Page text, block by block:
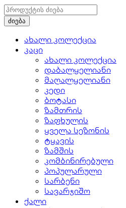
ახალი კოლექცია
კაცი
ახალი კოლექცია
დაბალყელიანი
მაღალყელიანი
კედი
ბოტასი
ზამთრის
ზაფხულის
ყველა სეზონის
ტყავის
ზამშის
კომბინირებული
პოპულარული
სარბენი
სავარჯიშო
ქალი